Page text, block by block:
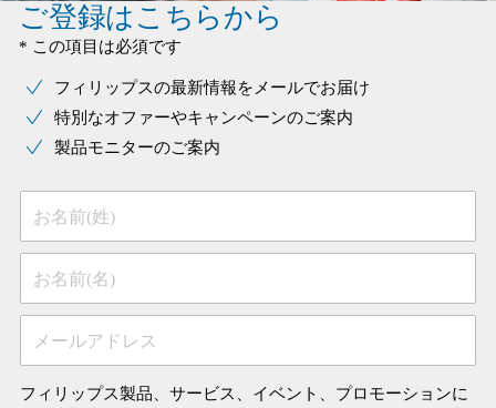
ご登録はこちらから
* この項目は必須です
フィリップスの最新情報をメールでお届け
特別なオファーやキャンペーンのご案内
製品モニターのご案内
お名前(姓)
お名前(名)
メールアドレス
フィリップス製品、サービス、イベント、プロモーションに